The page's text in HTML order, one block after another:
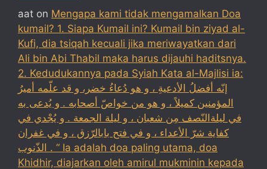
aat on Mengapa kami tidak mengamalkan Doa
kumail? 1. Siapa Kumail ini? Kumail bin ziyad al-
Kufi, dia tsiqah kecuali jika meriwayatkan dari
Ali bin Abi Thabil maka harus dijauhi haditsnya.
2. Kedudukannya pada Syiah Kata al-Majlisi ia:
إنّه أفضلُ الأدعيةِ ، و هو دُعاءُ خضر، و قد علّمه أميرُ
المؤمنين كميلاً ، و هو من خواصّ أصحابه . و يُدعى به
في ليلةالنّصف مِن شعبان ، و ليلة الجمعة . و يُجْدي في
كفاية شرّ الأعداء ، و في فتح بابالرّزق ، و في غفران
الذّنوب . “ Ia adalah doa paling utama, doa
Khidhir, diajarkan oleh amirul mukminin kepada